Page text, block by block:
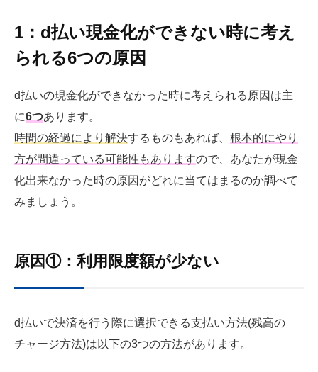
1：d払い現金化ができない時に考え
られる6つの原因
d払いの現金化ができなかった時に考えられる原因は主
に6つあります。
時間の経過により解決するものもあれば、 根本的にやり
方が間違っている可能性もありますので、あなたが現金
化出来なかった時の原因がどれに当てはまるのか調べて
みましょう。
原因①：利用限度額が少ない
d払いで決済を行う際に選択できる支払い方法(残高の
チャージ方法)は以下の3つの方法があります。